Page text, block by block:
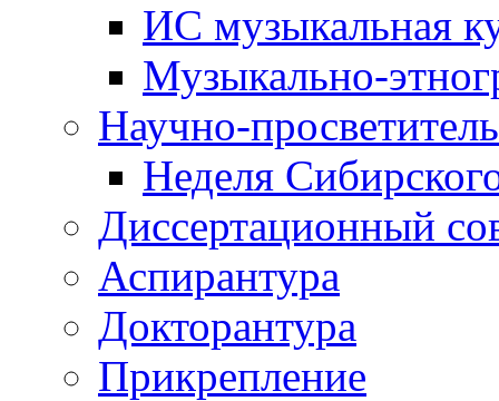
ИС музыкальная
Музыкально-
Научно-
Неделя
Диссертационный
Аспирантура
Докторантура
Прикрепление